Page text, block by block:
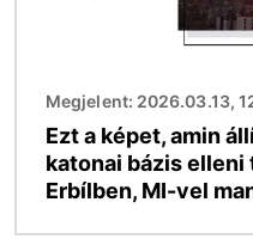
Megjelent: 2026.03.13,
Ezt a képet, amin
katonai bázis elleni
Erbílben, MI-vel